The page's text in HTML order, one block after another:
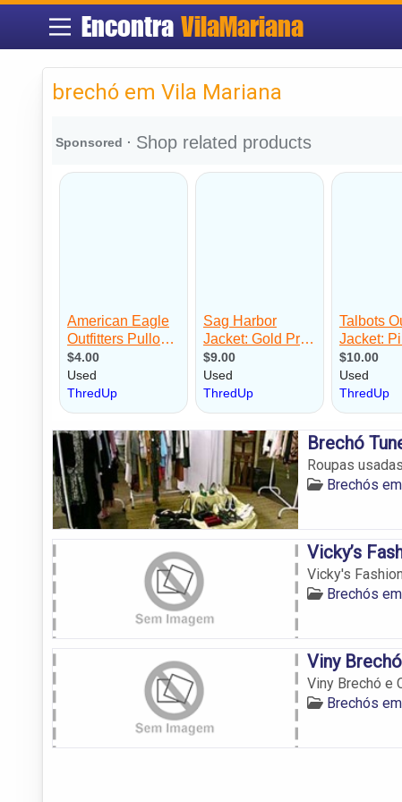
Encontra VilaMariana
brechó em Vila Mariana
Brechó
Roupas
Brechós
Vicky’s
Vicky's Fashion
Brechós
Viny
Viny Brechó e
Brechós